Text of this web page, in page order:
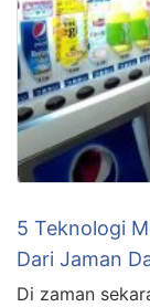
5 Teknologi
Dari Jaman
Di zaman